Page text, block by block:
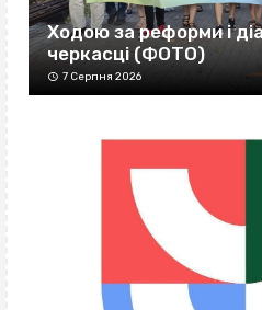
Ходою за реформи і
черкасці (ФОТО)
7 Серпня 2026